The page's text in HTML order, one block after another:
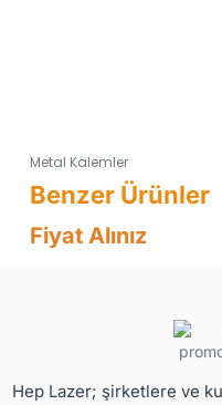
Metal Kalemler
Fiyat Alınız
Hep Lazer; şirketlere ve